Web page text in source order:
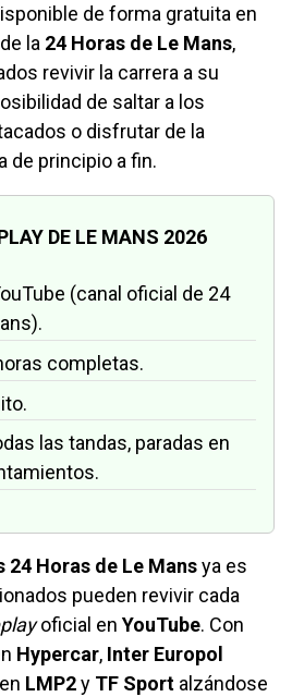
de forma gratuita en
de la 24 Horas de Le Mans,
revivir la carrera a su
de saltar a los
o disfrutar de la
de principio a fin.
DE LE MANS 2026
(canal oficial de 24
completas.
las tandas, paradas en
24 Horas de Le Mansya es
pueden revivir cada
oficial en YouTube. Con
Hypercar, Inter Europol
LMP2y TF Sport alzándose